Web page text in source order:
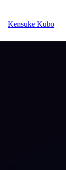
Kensuke Kubo